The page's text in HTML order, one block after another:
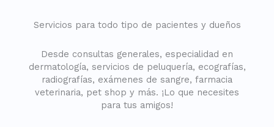
Servicios para todo tipo de pacientes y dueños
Desde consultas generales, especialidad en
dermatología, servicios de peluquería, ecografías,
radiografías, exámenes de sangre, farmacia
veterinaria, pet shop y más. ¡Lo que necesites
para tus amigos!